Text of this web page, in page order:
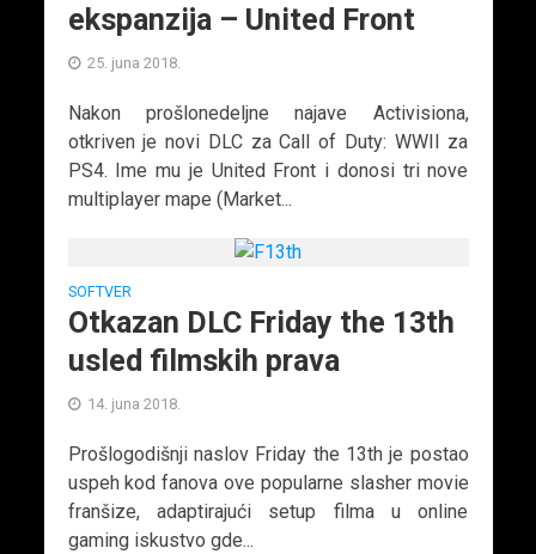
ekspanzija – United Front
25. juna 2018.
Nakon prošlonedeljne najave Activisiona,
otkriven je novi DLC za Call of Duty: WWII za
PS4. Ime mu je United Front i donosi tri nove
multiplayer mape (Market...
SOFTVER
Otkazan DLC Friday the 13th
usled filmskih prava
14. juna 2018.
Prošlogodišnji naslov Friday the 13th je postao
uspeh kod fanova ove popularne slasher movie
franšize, adaptirajući setup filma u online
gaming iskustvo gde...